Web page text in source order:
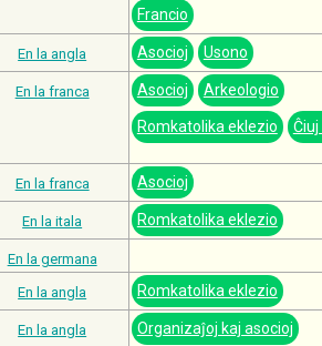
Francio
En la angla Asocioj Usono
En la franca Asocioj Arkeologio
Romkatolika eklezio
En la franca Asocioj
En la itala Romkatolika eklezio
En la germana
En la angla Romkatolika eklezio
En la angla Organizaĵoj kaj asocioj